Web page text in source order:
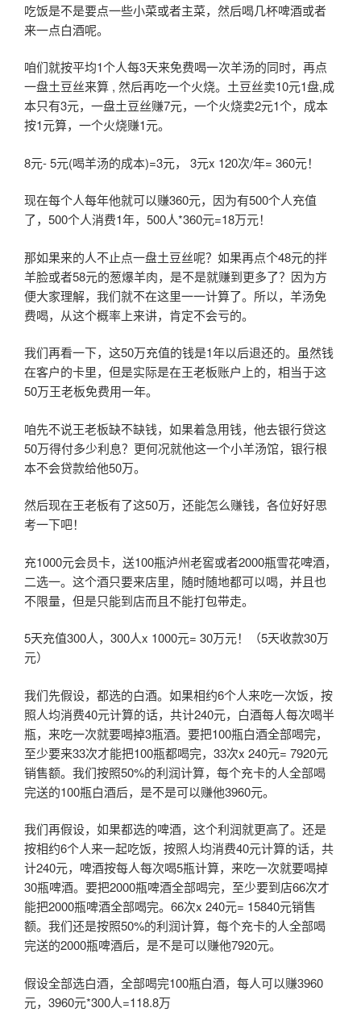
吃饭是不是要点一些小菜或者主菜，然后喝几杯啤酒或者
来一点白酒呢。
咱们就按平均1个人每3天来免费喝一次羊汤的同时，再点
一盘土豆丝来算 , 然后再吃一个火烧。土豆丝卖10元1盘,成
本只有3元，一盘土豆丝赚7元，一个火烧卖2元1个，成本
按1元算，一个火烧赚1元。
8元- 5元(喝羊汤的成本)=3元， 3元x 120次/年= 360元！
现在每个人每年他就可以赚360元，因为有500个人充值
了，500个人消费1年，500人*360元=18万元！
那如果来的人不止点一盘土豆丝呢？如果再点个48元的拌
羊脸或者58元的葱爆羊肉，是不是就赚到更多了？因为方
便大家理解，我们就不在这里一一计算了。所以，羊汤免
费喝，从这个概率上来讲，肯定不会亏的。
我们再看一下，这50万充值的钱是1年以后退还的。虽然钱
在客户的卡里，但是实际是在王老板账户上的，相当于这
50万王老板免费用一年。
咱先不说王老板缺不缺钱，如果着急用钱，他去银行贷这
50万得付多少利息？更何况就他这一个小羊汤馆，银行根
本不会贷款给他50万。
然后现在王老板有了这50万，还能怎么赚钱，各位好好思
考一下吧！
充1000元会员卡，送100瓶泸州老窖或者2000瓶雪花啤酒，
二选一。这个酒只要来店里，随时随地都可以喝，并且也
不限量，但是只能到店而且不能打包带走。
5天充值300人，300人x 1000元= 30万元！（5天收款30万
元）
我们先假设，都选的白酒。如果相约6个人来吃一次饭，按
照人均消费40元计算的话，共计240元，白酒每人每次喝半
瓶，来吃一次就要喝掉3瓶酒。要把100瓶白酒全部喝完，
至少要来33次才能把100瓶都喝完，33次x 240元= 7920元
销售额。我们按照50%的利润计算，每个充卡的人全部喝
完送的100瓶白酒后，是不是可以赚他3960元。
我们再假设，如果都选的啤酒，这个利润就更高了。还是
按相约6个人来一起吃饭，按照人均消费40元计算的话，共
计240元，啤酒按每人每次喝5瓶计算，来吃一次就要喝掉
30瓶啤酒。要把2000瓶啤酒全部喝完，至少要到店66次才
能把2000瓶啤酒全部喝完。66次x 240元= 15840元销售
额。我们还是按照50%的利润计算，每个充卡的人全部喝
完送的2000瓶啤酒后，是不是可以赚他7920元。
假设全部选白酒，全部喝完100瓶白酒，每人可以赚3960
元，3960元*300人=118.8万